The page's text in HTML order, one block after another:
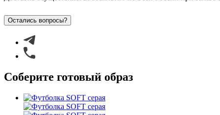
Остались вопросы?
Соберите готовый образ